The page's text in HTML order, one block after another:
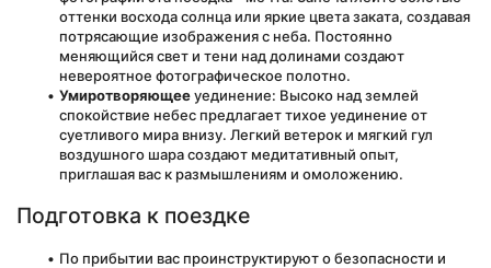
оттенки восхода солнца или яркие цвета заката, создавая
потрясающие изображения с неба. Постоянно
меняющийся свет и тени над долинами создают
невероятное фотографическое полотно.
Умиротворяющее уединение: Высоко над землей
спокойствие небес предлагает тихое уединение от
суетливого мира внизу. Легкий ветерок и мягкий гул
воздушного шара создают медитативный опыт,
приглашая вас к размышлениям и омоложению.
Подготовка к поездке
По прибытии вас проинструктируют о безопасности и